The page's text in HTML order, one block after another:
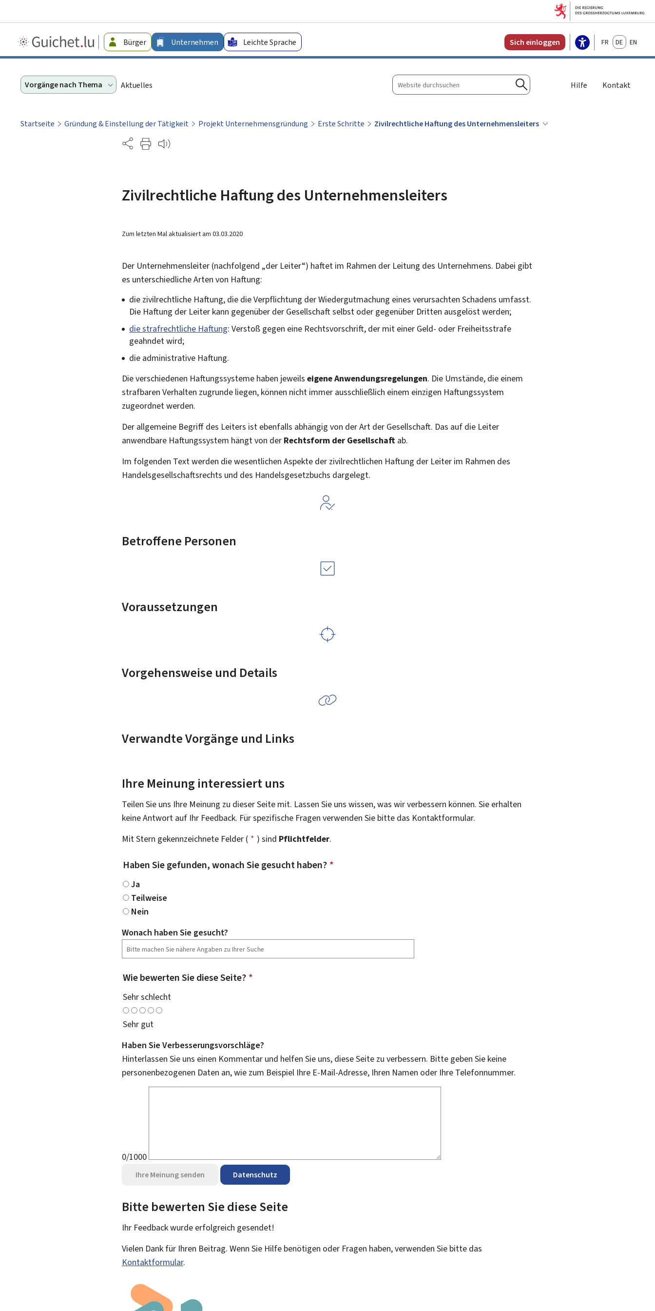
Guichet.lu
-
Bürger Unternehmen Leichte Sprache Sich einloggen FrançaisDeutschEnglish
Vorgänge nach Thema Aktuelles
Website
durchsuchen
Suchen
Hilfe Kontakt
Startseite Gründung & Einstellung der Tätigkeit Projekt Unternehmensgründung Erste Schritte
Zivilrechtliche Haftung des Unternehmensleiters
Partage
Zivilrechtliche Haftung des Unternehmensleiters
Zum letzten Mal aktualisiert am 03.03.2020
Der Unternehmensleiter (nachfolgend „der Leiter“) haftet im Rahmen der Leitung des Unternehmens. Dabei gibt
es unterschiedliche Arten von Haftung:
die zivilrechtliche Haftung, die die Verpflichtung der Wiedergutmachung eines verursachten Schadens umfasst.
Die Haftung der Leiter kann gegenüber der Gesellschaft selbst oder gegenüber Dritten ausgelöst werden;
die strafrechtliche Haftung: Verstoß gegen eine Rechtsvorschrift, der mit einer Geld- oder Freiheitsstrafe
geahndet wird;
die administrative Haftung.
Die verschiedenen Haftungssysteme haben jeweils eigene Anwendungsregelungen. Die Umstände, die einem
strafbaren Verhalten zugrunde liegen, können nicht immer ausschließlich einem einzigen Haftungssystem
zugeordnet werden.
Der allgemeine Begriff des Leiters ist ebenfalls abhängig von der Art der Gesellschaft. Das auf die Leiter
anwendbare Haftungssystem hängt von der Rechtsform der Gesellschaft ab.
Im folgenden Text werden die wesentlichen Aspekte der zivilrechtlichen Haftung der Leiter im Rahmen des
Handelsgesellschaftsrechts und des Handelsgesetzbuchs dargelegt.
Betroffene Personen
Voraussetzungen
Vorgehensweise und Details
Verwandte Vorgänge und Links
Ihre Meinung interessiert uns
Teilen Sie uns Ihre Meinung zu dieser Seite mit. Lassen Sie uns wissen, was wir verbessern können. Sie erhalten
keine Antwort auf Ihr Feedback. Für spezifische Fragen verwenden Sie bitte das Kontaktformular.
Mit Stern gekennzeichnete Felder ( * ) sind Pflichtfelder.
Haben Sie gefunden, wonach Sie gesucht haben? *
Ja
Teilweise
Nein
Wonach haben Sie gesucht?
Wie bewerten Sie diese Seite? *
Sehr schlecht
Sehr gut
Haben Sie Verbesserungsvorschläge?
Hinterlassen Sie uns einen Kommentar und helfen Sie uns, diese Seite zu verbessern. Bitte geben Sie keine
personenbezogenen Daten an, wie zum Beispiel Ihre E-Mail-Adresse, Ihren Namen oder Ihre Telefonnummer.
0/1000
Ihre Meinung senden Datenschutz
Bitte bewerten Sie diese Seite
Ihr Feedback wurde erfolgreich gesendet!
Vielen Dank für Ihren Beitrag. Wenn Sie Hilfe benötigen oder Fragen haben, verwenden Sie bitte das
Kontaktformular.